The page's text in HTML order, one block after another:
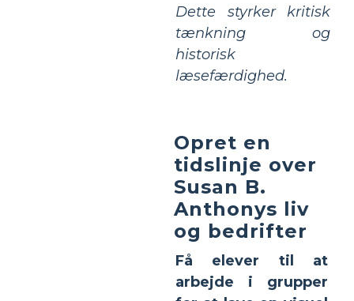
Dette styrker kritisk
tænkning og
historisk
læsefærdighed.
Opret en
tidslinje over
Susan B.
Anthonys liv
og bedrifter
Få elever til at
arbejde i grupper